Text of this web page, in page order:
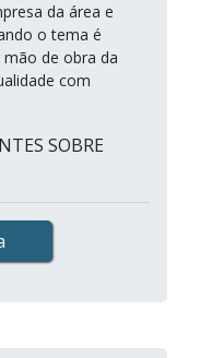
da área e
o tema é
de obra da
com
SOBRE